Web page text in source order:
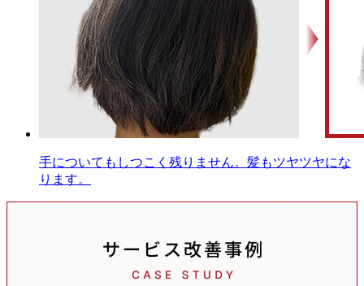
手についてもしつこく残りません。髪もツヤツヤにな
ります。